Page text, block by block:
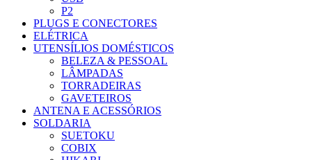
P2
PLUGS E CONECTORES
ELÉTRICA
UTENSÍLIOS DOMÉSTICOS
BELEZA & PESSOAL
LÂMPADAS
TORRADEIRAS
GAVETEIROS
ANTENA E ACESSÓRIOS
SOLDARIA
SUETOKU
COBIX